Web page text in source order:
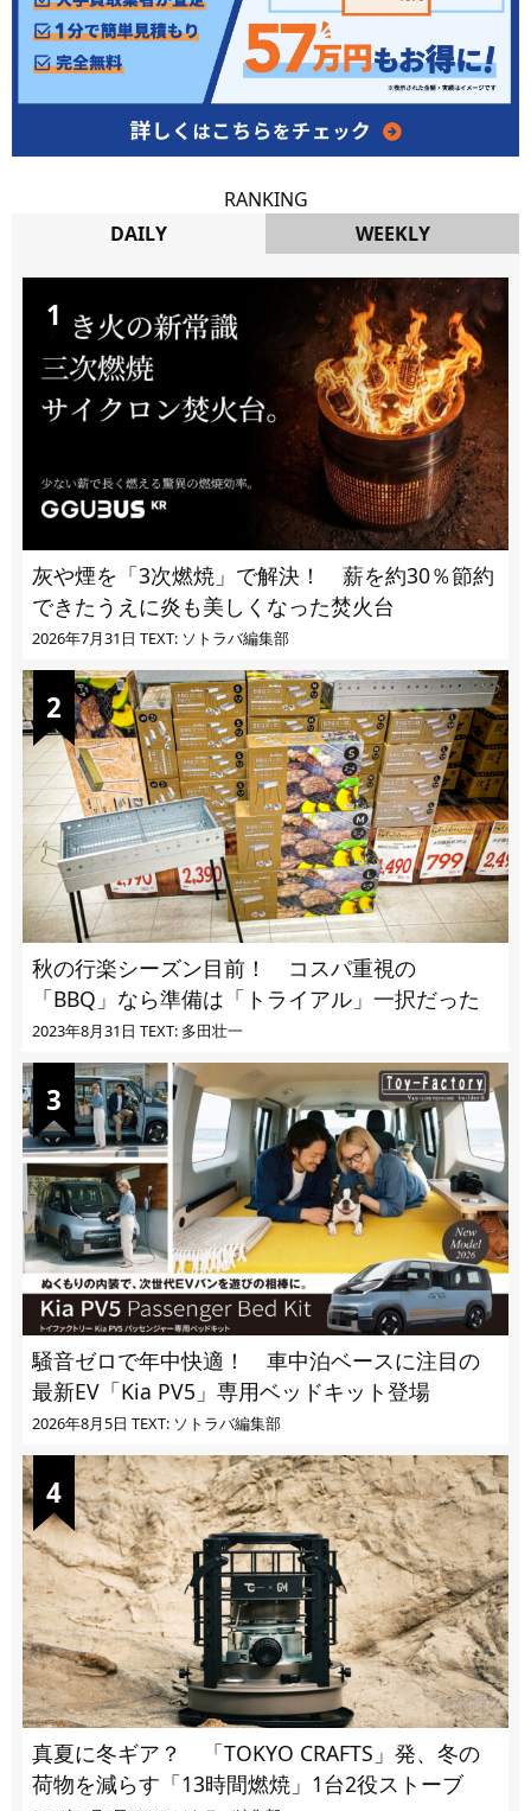
RANKING
DAILY
WEEKLY
灰や煙を「3次燃焼」で解決！ 薪を約30％節約
できたうえに炎も美しくなった焚火台
2026年7月31日 TEXT: ソトラバ編集部
秋の行楽シーズン目前！ コスパ重視の
「BBQ」なら準備は「トライアル」一択だった
2023年8月31日 TEXT: 多田壮一
騒音ゼロで年中快適！ 車中泊ベースに注目の
最新EV「Kia PV5」専用ベッドキット登場
2026年8月5日 TEXT: ソトラバ編集部
真夏に冬ギア？ 「TOKYO CRAFTS」発、冬の
荷物を減らす「13時間燃焼」1台2役ストーブ